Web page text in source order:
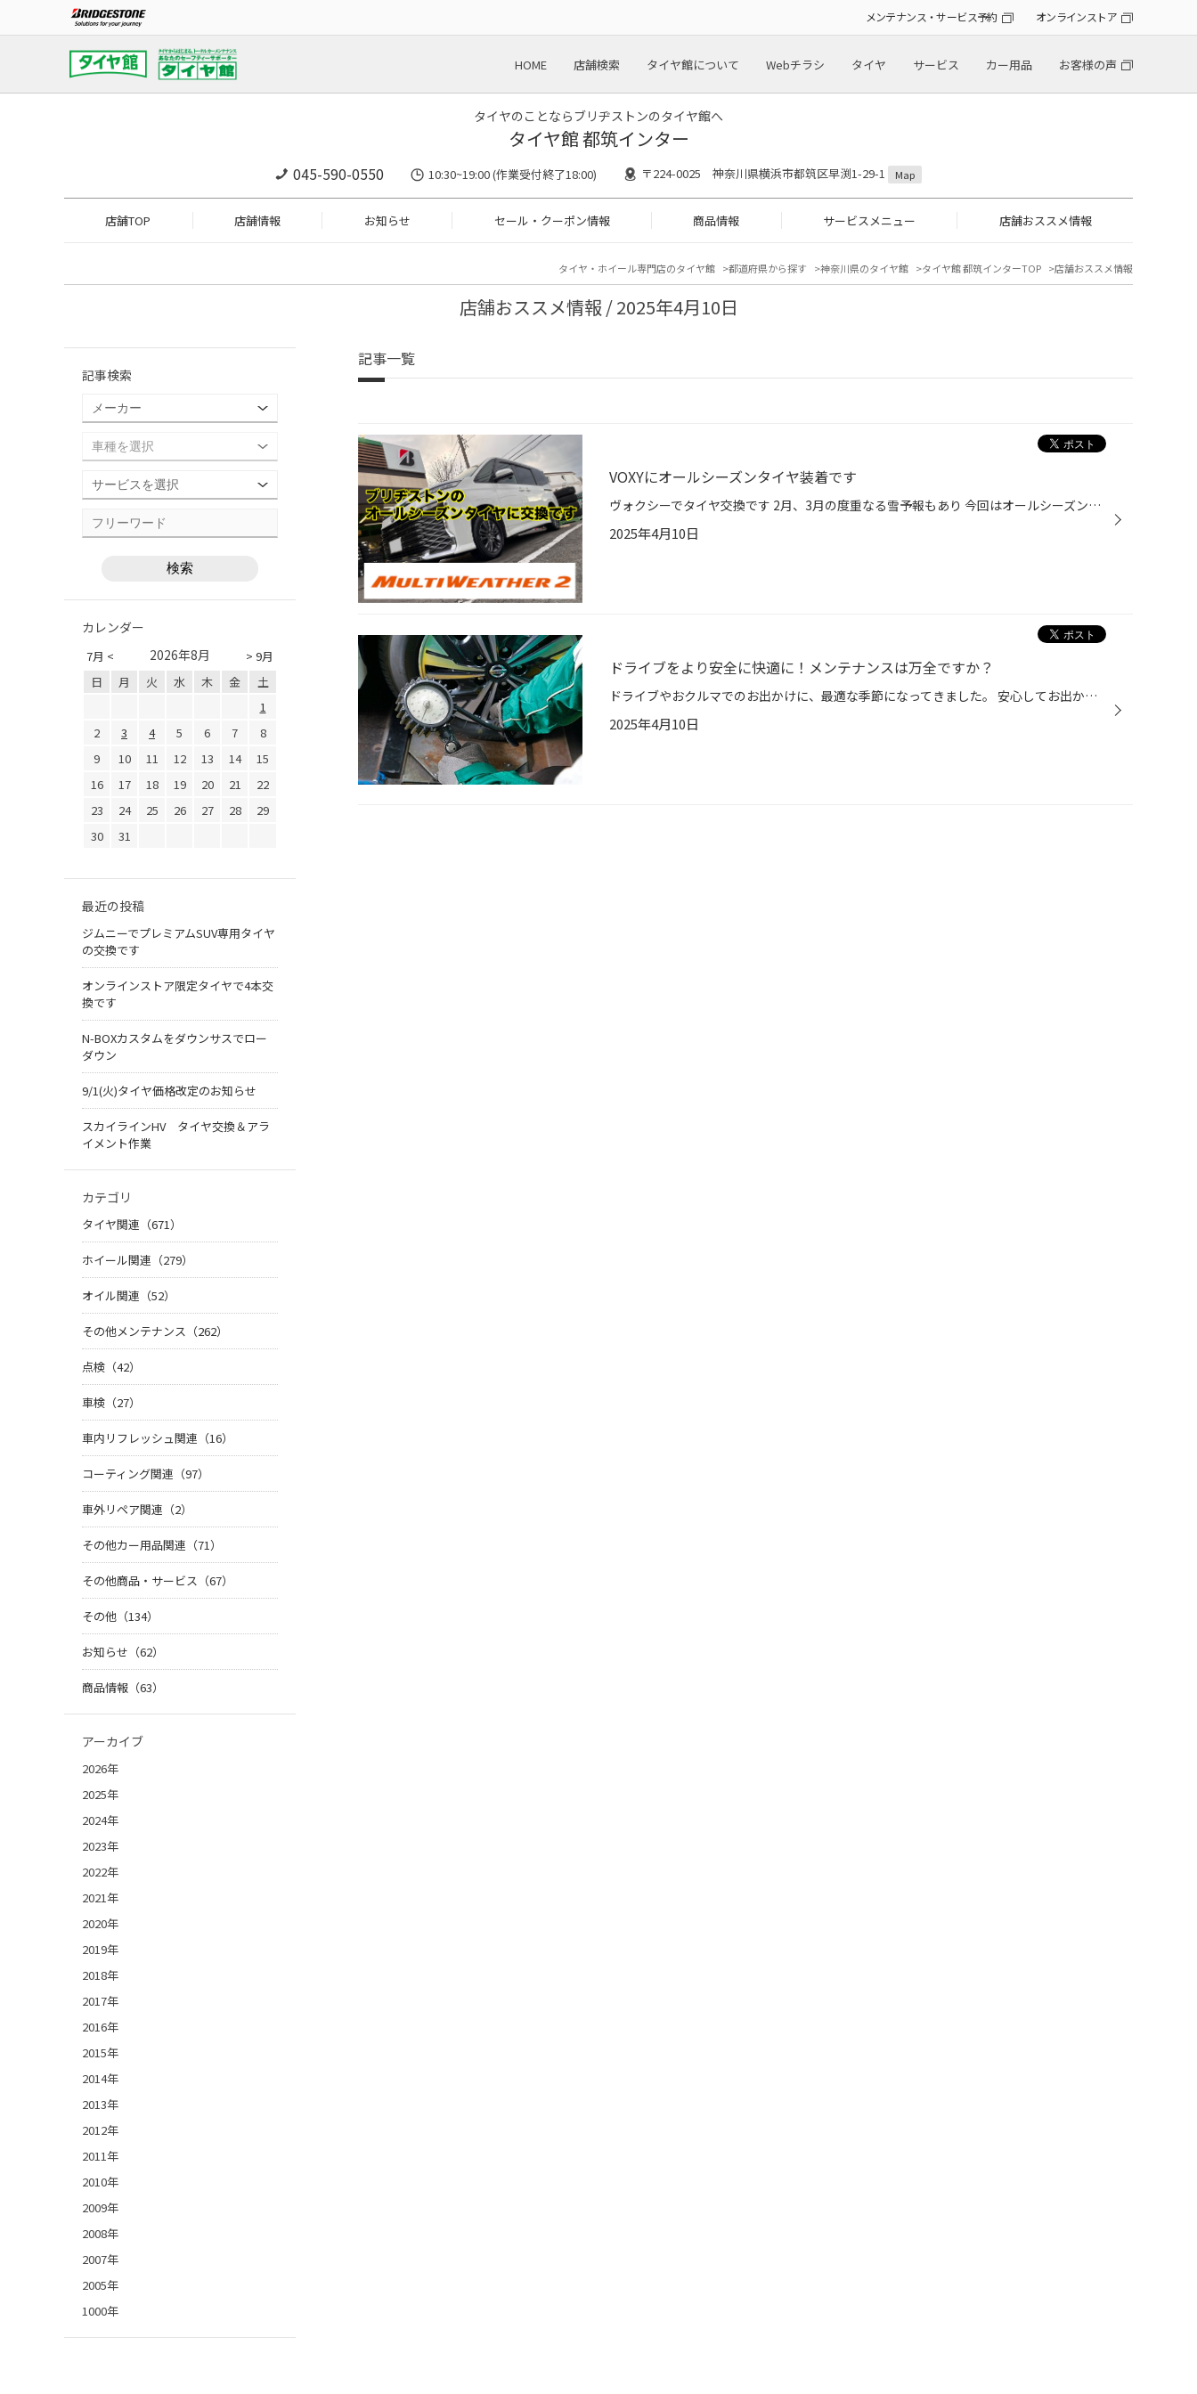
メンテナンス・サービス予約 オンラインストア
HOME 店舗検索 タイヤ館について Webチラシ タイヤ サービス カー用品 お客様の声
タイヤのことならブリヂストンのタイヤ館へ
タイヤ館 都筑インター
045-590-0550 10:30~19:00 (作業受付終了18:00) 〒224-0025 神奈川県横浜市都筑区早渕1-29-1 Map
店舗TOP 店舗情報 お知らせ セール・クーポン情報 商品情報 サービスメニュー 店舗おススメ情報
タイヤ・ホイール専門店のタイヤ館 都道府県から探す 神奈川県のタイヤ館 タイヤ館 都筑インターTOP 店舗おススメ情報
店舗おススメ情報 / 2025年4月10日
記事一覧
VOXYにオールシーズンタイヤ装着です
ヴォクシーでタイヤ交換です 2月、3月の度重なる雪予報もあり 今回はオールシーズンタイヤをチョイス チョイスしたタイヤはこちら ブリヂストンのオールシーズンタイヤ マルチウェザー2 205/60R16 ブリヂストンのオールシーズンタイヤは 国内販売されて2代目に進化しております 凍結路面はNGですが ...
2025年4月10日
ドライブをより安全に快適に！メンテナンスは万全ですか？
ドライブやおクルマでのお出かけに、最適な季節になってきました。 安心してお出かけいただくために、事前に、 タイヤやおクルマをしっかりメンテナンスすることが重要です。 ゴールデンウイークも近づいて参りましたので、 今のうちに、タイヤやおクルマの点検やメンテナンスをおススメいたします...
2025年4月10日
記事検索
カレンダー
7月 < > 9月
2026年8月
日 月 火 水 木 金
土
1
2
3 4 5 6 7
8
9
10 11 12 13 14
15
16
17 18 19 20 21
22
23
24 25 26 27 28
29
30
31
最近の投稿
ジムニーでプレミアムSUV専用タイヤ
の交換です
オンラインストア限定タイヤで4本交
換です
N-BOXカスタムをダウンサスでロー
ダウン
9/1(火)タイヤ価格改定のお知らせ
スカイラインHV タイヤ交換＆アラ
イメント作業
カテゴリ
タイヤ関連（671）
ホイール関連（279）
オイル関連（52）
その他メンテナンス（262）
点検（42）
車検（27）
車内リフレッシュ関連（16）
コーティング関連（97）
車外リペア関連（2）
その他カー用品関連（71）
その他商品・サービス（67）
その他（134）
お知らせ（62）
商品情報（63）
アーカイブ
2026年
2025年
2024年
2023年
2022年
2021年
2020年
2019年
2018年
2017年
2016年
2015年
2014年
2013年
2012年
2011年
2010年
2009年
2008年
2007年
2005年
1000年